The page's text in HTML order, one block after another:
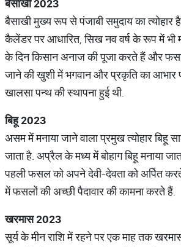
बैसाखी2023
बैसाखी मुख्य रूप से पंजाबी समुदाय का त्योहार
कैलेंडर पर आधारित, सिख नव वर्ष के रूप में भी
के दिन किसान अनाज की पूजा करते हैं और
जाने की खुशी में भगवान और प्रकृति का आभार
खालसा पन्थ की स्थापना हुई थी.
बिहू2023
असम में मनाया जाने वाला प्रमुख त्योहार बिहू
जाता है. अप्रैल के मध्य में बोहाग बिहू मनाया
पहली फसल को अपने देवी-देवता को अर्पित
में फसलों की अच्छी पैदावार की कामना करते हैं.
खरमास2023
सूर्य के मीन राशि में रहने पर एक माह तक